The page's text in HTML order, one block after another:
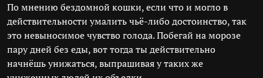
По мнению бездомной кошки, если что и могло в
действительности умалить чьё-либо достоинство, так
это невыносимое чувство голода. Побегай на морозе
пару дней без еды, вот тогда ты действительно
начнёшь унижаться, выпрашивая у таких же